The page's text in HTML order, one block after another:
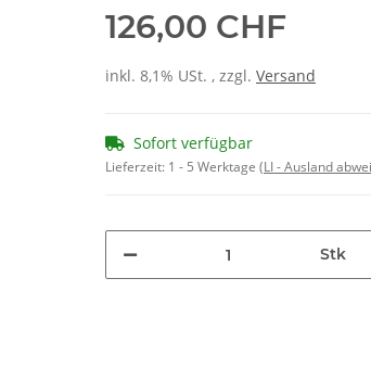
126,00 CHF
inkl. 8,1% USt. , zzgl. Versand
Sofort verfügbar
Lieferzeit: 1 - 5 Werktage (LI - Ausland
Stk